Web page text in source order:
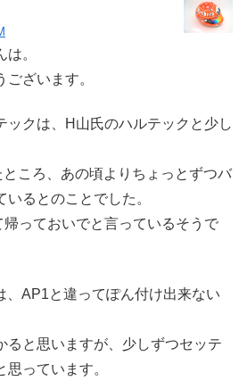
。
ございます。
ックは、H山氏のハルテックと少し
ころ、あの頃よりちょっとずつバ
るとのことでした。
帰っておいでと言っているそうで
、AP1と違ってぽん付け出来ない
ると思いますが、少しずつセッテ
思っています。